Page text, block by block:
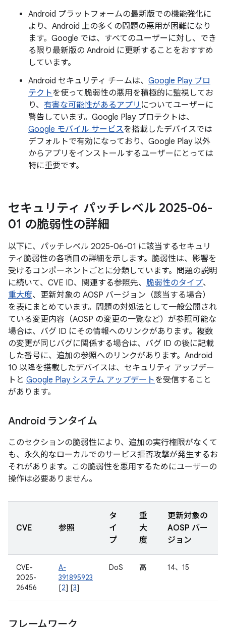
Android プラットフォームの最新版での機能強化に
より、Android 上の多くの問題の悪用が困難になり
ます。Google では、すべてのユーザーに対し、でき
る限り最新版の Android に更新することをおすすめ
しています。
Android セキュリティ チームは、 Google Play プロ
テクトを使って脆弱性の悪用を積極的に監視してお
り、 有害な可能性があるアプリ についてユーザーに
警告しています。Google Play プロテクトは、
Google モバイル サービスを搭載したデバイスでは
デフォルトで有効になっており、Google Play 以外
からアプリをインストールするユーザーにとっては
特に重要です。
セキュリティ パッチレベル 2025-06-
01 の脆弱性の詳細
以下に、パッチレベル 2025-06-01 に該当するセキュリ
ティ脆弱性の各項目の詳細を示します。脆弱性は、影響を
受けるコンポーネントごとに分類しています。問題の説明
に続いて、CVE ID、関連する参照先、 脆弱性のタイプ、
重大度、更新対象の AOSP バージョン（該当する場合）
を表にまとめています。問題の対処法として一般公開され
ている変更内容（AOSP の変更の一覧など）が参照可能な
場合は、バグ ID にその情報へのリンクがあります。複数
の変更が同じバグに関係する場合は、バグ ID の後に記載
した番号に、追加の参照へのリンクがあります。Android
10 以降を搭載したデバイスは、セキュリティ アップデー
トと Google Play システム アップデートを受信すること
があります。
Android ランタイム
このセクションの脆弱性により、追加の実行権限がなくて
も、永久的なローカルでのサービス拒否攻撃が発生するお
それがあります。この脆弱性を悪用するためにユーザーの
操作は必要ありません。
CVE 参照
タ
イ
プ
重
大
度
更新対象の
AOSP バー
ジョン
CVE-
2025-
26456
A-
391895923
[2] [3]
DoS 高 14、15
フレームワーク